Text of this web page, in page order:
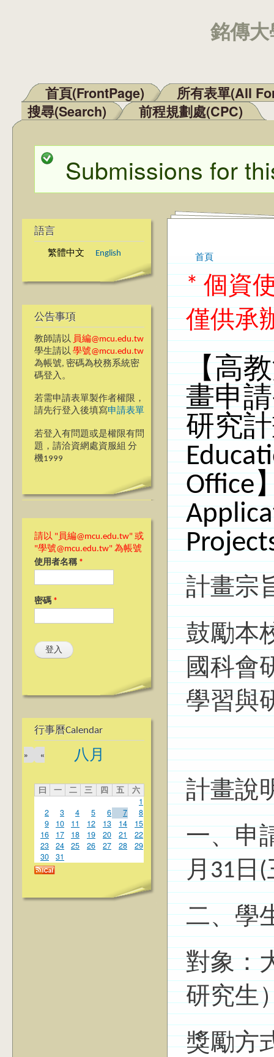
銘傳
主選單
首頁(FrontPage)
所有表單(All
搜尋(Search)
前程規劃處(CPC)
狀態訊息
Submissions for
語言
繁體中文 English
公告事項
教師請以 員編@mcu.edu.tw
學生請以 學號@mcu.edu.tw
為帳號, 密碼為校務系統密
碼登入。
若需申請表單製作者權限，
請先行登入後填寫申請表單
若登入有問題或是權限有問
題，請洽資網處資服組 分
機1999
請以 "員編@mcu.edu.tw" 或
"學號@mcu.edu.tw" 為帳號
使用者名稱 *
密碼 *
行事曆Calendar
八月
«
»
曰 一 二 三 四 五
六
1
2
3 4 5 6 7
8
9
10 11 12 13 14
15
16
17 18 19 20 21
22
23
24 25 26 27 28
29
30
31
您在這裡
首頁
* 個資
僅供承
【高
畫申
研究
Office
計畫宗
鼓勵本
國科會
學習與
計畫說
一、申
月31日(
二、學
對象：
研究生
獎勵方